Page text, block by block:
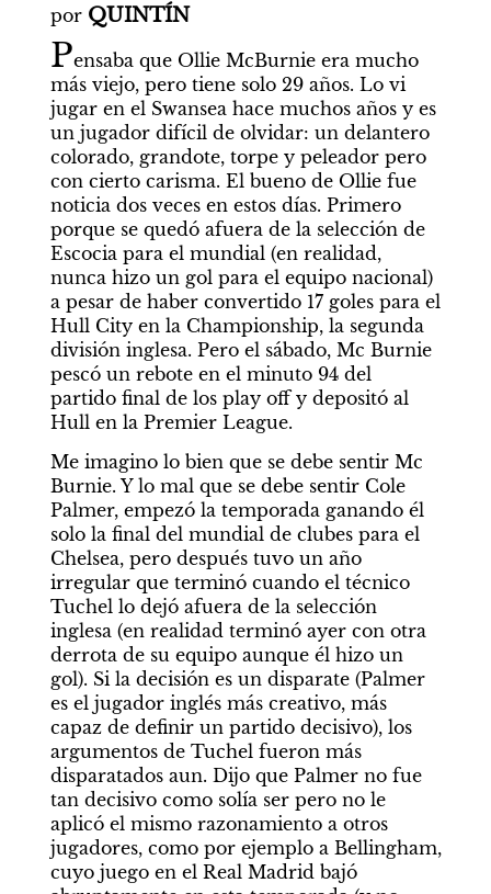
por QUINTÍN
Pensaba que Ollie McBurnie era mucho
más viejo, pero tiene solo 29 años. Lo vi
jugar en el Swansea hace muchos años y es
un jugador difícil de olvidar: un delantero
colorado, grandote, torpe y peleador pero
con cierto carisma. El bueno de Ollie fue
noticia dos veces en estos días. Primero
porque se quedó afuera de la selección de
Escocia para el mundial (en realidad,
nunca hizo un gol para el equipo nacional)
a pesar de haber convertido 17 goles para el
Hull City en la Championship, la segunda
división inglesa. Pero el sábado, Mc Burnie
pescó un rebote en el minuto 94 del
partido final de los play off y depositó al
Hull en la Premier League.
Me imagino lo bien que se debe sentir Mc
Burnie. Y lo mal que se debe sentir Cole
Palmer, empezó la temporada ganando él
solo la final del mundial de clubes para el
Chelsea, pero después tuvo un año
irregular que terminó cuando el técnico
Tuchel lo dejó afuera de la selección
inglesa (en realidad terminó ayer con otra
derrota de su equipo aunque él hizo un
gol). Si la decisión es un disparate (Palmer
es el jugador inglés más creativo, más
capaz de definir un partido decisivo), los
argumentos de Tuchel fueron más
disparatados aun. Dijo que Palmer no fue
tan decisivo como solía ser pero no le
aplicó el mismo razonamiento a otros
jugadores, como por ejemplo a Bellingham,
cuyo juego en el Real Madrid bajó